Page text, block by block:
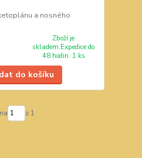
a nosného
Zboží je
skladem.Expedice do
48 hodin. 1 ks
do košíku
z 1